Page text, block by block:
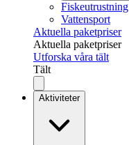
Fiskeutrustning
Vattensport
Aktuella paketpriser
Aktuella paketpriser
Utforska våra tält
Tält
Aktiviteter